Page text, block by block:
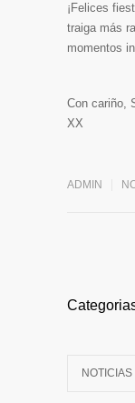
¡Felices
traiga más
momentos
Con cariño,
XX
ADMIN
NOTICIAS